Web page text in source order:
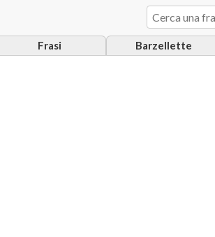
Frasi Barzellette